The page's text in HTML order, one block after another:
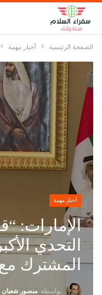
الصفحة الرئيسية أخبار مهمة
أخبار مهمة
الإمارات:
التحدي
المشترك
بواسطة منصور شعبان